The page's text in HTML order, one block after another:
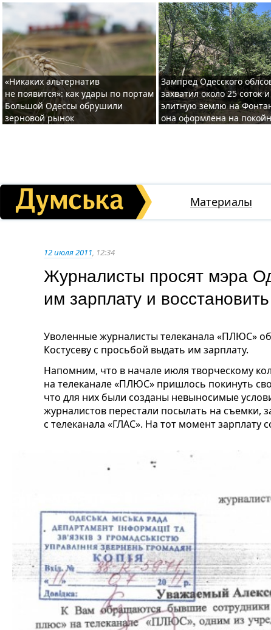
«Никаких альтернатив
не появится»: как удары по портам
Большой Одессы обрушили
зерновой рынок
Зампред Одесского
захватил около 25 соток
элитную землю на
она оформлена на
Материалы
12 июля 2011, 12:34
Журналисты просят мэра
им зарплату и
Уволенные журналисты телеканала «ПЛЮС»
Костусеву с просьбой выдать им зарплату.
Напомним, что в начале июля творческому
на телеканале «ПЛЮС» пришлось покинуть
что для них были созданы невыносимые
журналистов перестали посылать на съемки,
с телеканала «ГЛАС». На тот момент зарплату